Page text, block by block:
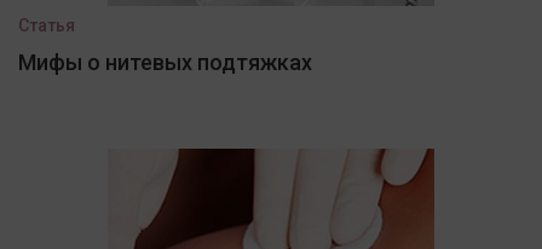
Статья
Мифы о нитевых подтяжках